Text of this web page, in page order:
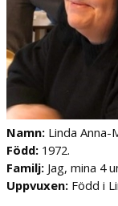
Namn:Linda Anna-
Född:1972.
Familj:Jag, mina 4
Uppvuxen:Född i